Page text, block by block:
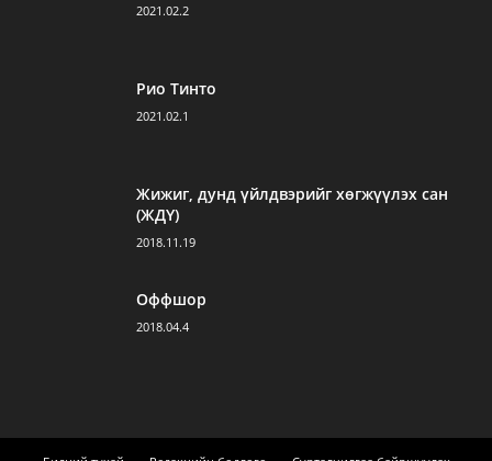
2021.02.2
Рио Тинто
2021.02.1
Жижиг, дунд үйлдвэрийг хөгжүүлэх сан
(ЖДҮ)
2018.11.19
Оффшор
2018.04.4